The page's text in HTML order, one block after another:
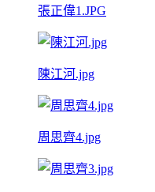
張正偉1.JPG
陳江河.jpg
周思齊4.jpg